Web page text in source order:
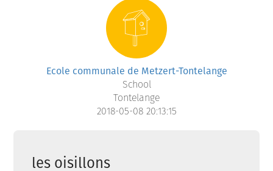
Ecole communale de Metzert-Tontelange
School
Tontelange
2018-05-08 20:13:15
les oisillons